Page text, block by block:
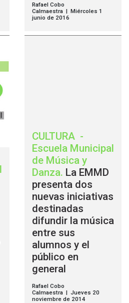
Rafael Cobo
Calmaestra | Miércoles 1
junio de 2016
CULTURA -
Escuela Municipal
de Música y
Danza. La EMMD
presenta dos
nuevas iniciativas
destinadas
difundir la música
entre sus
alumnos y el
público en
general
Rafael Cobo
Calmaestra | Jueves 20
noviembre de 2014